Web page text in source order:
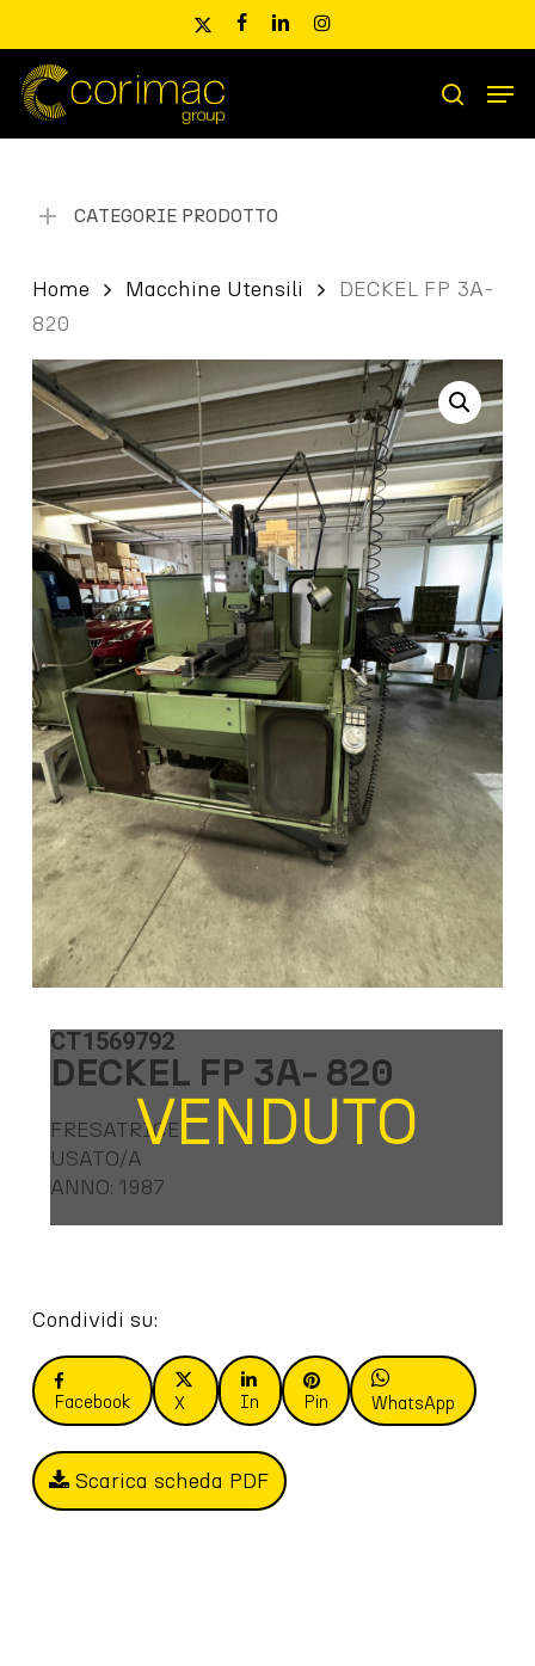
main
content
x-
facebooklinkedininstagram
Ricerca
prodotti
search
CATEGORIE PRODOTTO
Home Macchine Utensili
DECKEL FP 3A-
820
VENDUTO
CT1569792
DECKEL FP 3A- 820
FRESATRICE
USATO/A
ANNO: 1987
Condividi su:
Facebook X In Pin WhatsApp
Scarica scheda PDF